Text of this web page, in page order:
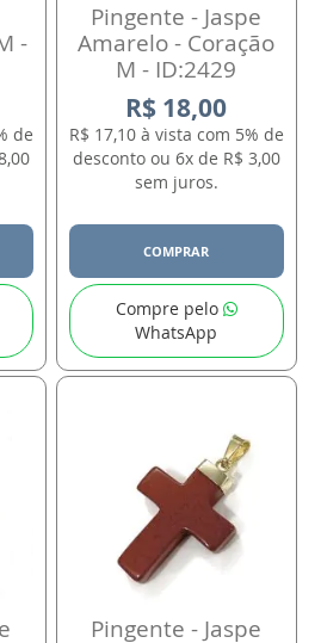
-
de
Pingente - Jaspe
Amarelo - Coração
M - ID:2429
R$ 18,00
R$ 17,10 à vista com 5% de
desconto ou 6x de R$ 3,00
sem juros.
COMPRAR
Compre pelo
WhatsApp
Pingente - Jaspe